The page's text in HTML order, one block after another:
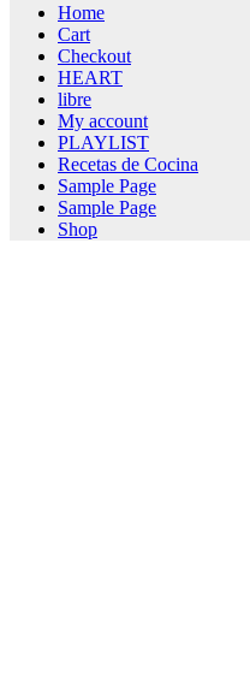
Home
Cart
Checkout
HEART
libre
My account
PLAYLIST
Recetas de Cocina
Sample Page
Sample Page
Shop